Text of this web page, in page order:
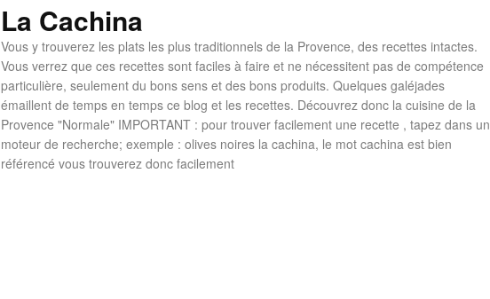
La Cachina
Vous y trouverez les plats les plus traditionnels de la Provence, des recettes intactes.
Vous verrez que ces recettes sont faciles à faire et ne nécessitent pas de compétence
particulière, seulement du bons sens et des bons produits. Quelques galéjades
émaillent de temps en temps ce blog et les recettes. Découvrez donc la cuisine de la
Provence "Normale" IMPORTANT : pour trouver facilement une recette , tapez dans un
moteur de recherche; exemple : olives noires la cachina, le mot cachina est bien
référencé vous trouverez donc facilement